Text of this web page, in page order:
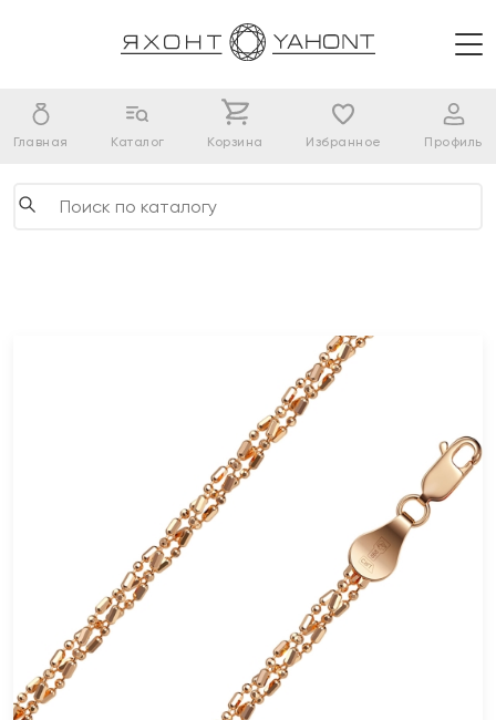
Главная Каталог Корзина Избранное Профиль